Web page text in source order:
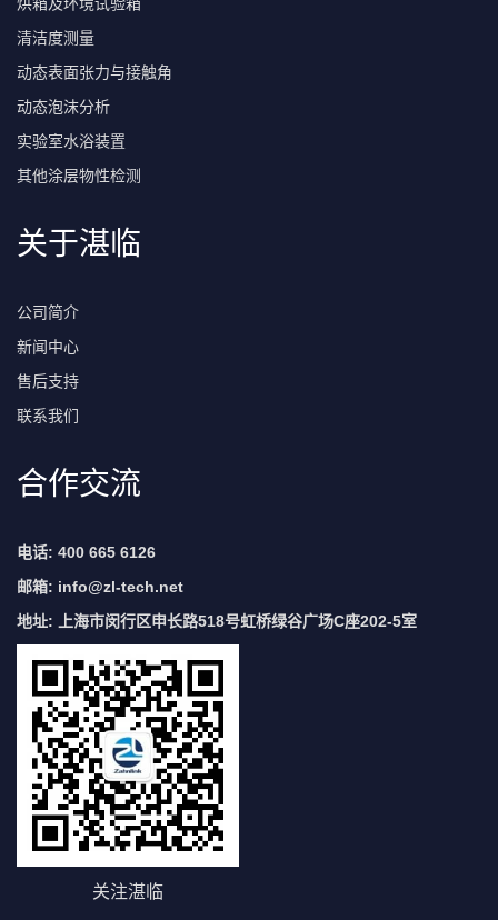
清洁度测量
动态表面张力与接触角
动态泡沫分析
实验室水浴装置
其他涂层物性检测
关于湛临
公司简介
新闻中心
售后支持
联系我们
合作交流
电话: 400 665 6126
邮箱: info@zl-tech.net
地址: 上海市闵行区申长路518号虹桥绿谷广场C座202-5室
关注湛临